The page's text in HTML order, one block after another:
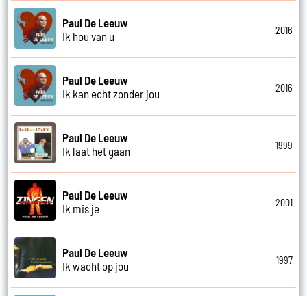
Paul De Leeuw
Ik hou van u
2016
Paul De Leeuw
Ik kan echt zonder jou
2016
Paul De Leeuw
Ik laat het gaan
1999
Paul De Leeuw
Ik mis je
2001
Paul De Leeuw
Ik wacht op jou
1997